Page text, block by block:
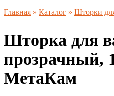
Главная » Каталог » Шторки
Шторка для
прозрачный,
МетаКам